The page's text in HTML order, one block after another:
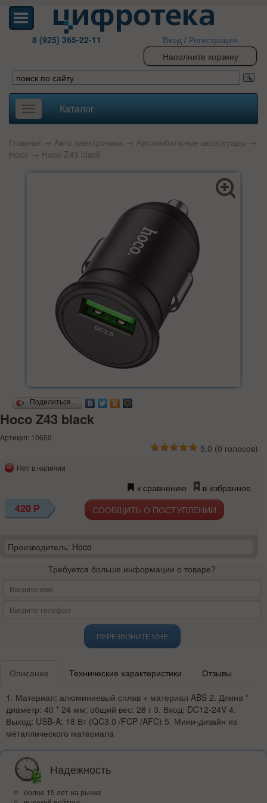
8 (925) 365-22-11 Вход / Регистрация
Наполните корзину
Toggle
navigation
Каталог
Главная → Авто электроника → Автомобильные аксессуары →
Hoco → Hoco Z43 black
Поделиться…
Hoco Z43 black
Артикул: 10650
5.0 (0 голосов)
Нет в наличии
к сравнению в избранное
420 Р СООБЩИТЬ О ПОСТУПЛЕНИИ
Производитель: Hoco
Требуется больше информации о товаре?
ПЕРЕЗВОНИТЕ МНЕ
Описание Технические характеристики Отзывы
1. Материал: алюминиевый сплав + материал ABS 2. Длина *
диаметр: 40 * 24 мм; общий вес: 28 г 3. Вход: DC12-24V 4.
Выход: USB-A: 18 Вт (QC3.0 /FCP /AFC) 5. Мини-дизайн из
металлического материала
Надежность
более 15 лет на рынке